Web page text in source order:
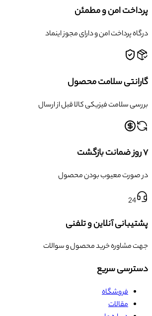
پرداخت امن و مطمئن
درگاه پرداخت امن و دارای مجوز اینماد
گارانتی سلامت محصول
بررسی سلامت فیزیکی کالا قبل از ارسال
۷ روز ضمانت بازگشت
در صورت معیوب بودن محصول
24
پشتیبانی آنلاین و تلفنی
جهت مشاوره خرید محصول و سوالات
دسترسی سریع
فروشگاه
مقالات